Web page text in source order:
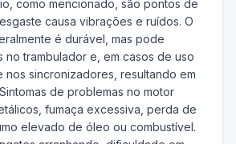
como mencionado, são pontos de
causa vibrações e ruídos. O
é durável, mas pode
no trambulador e, em casos de uso
nos sincronizadores, resultando em
de problemas no motor
fumaça excessiva, perda de
elevado de óleo ou combustível.